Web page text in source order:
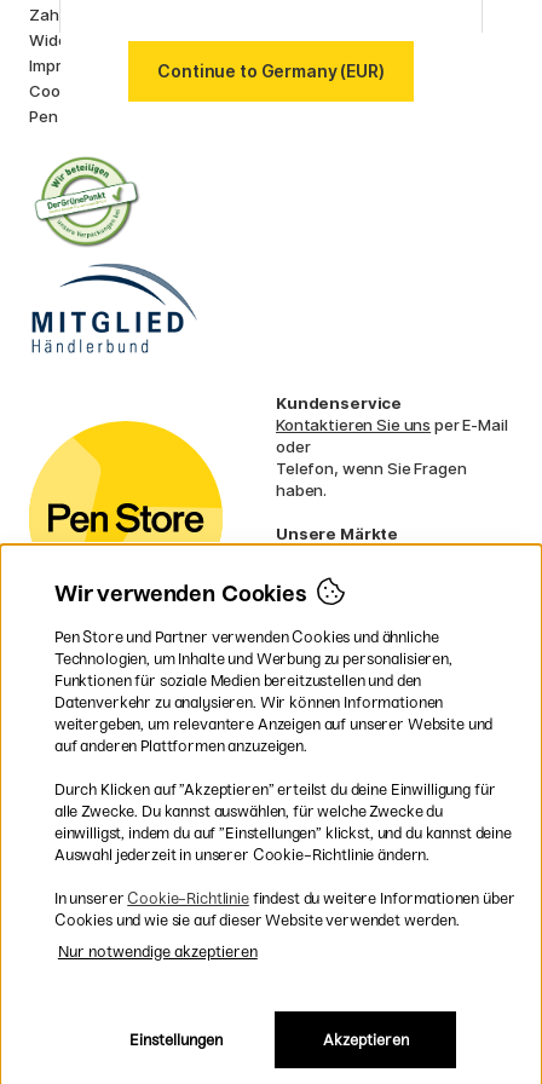
Zahlung und Versand
Widerrufsrecht
Impressum
Cookie-Richtlinien
Pen Store Stockholm
Posca
Winsor & Newton
Kundenservice
Kontaktieren Sie uns per E-Mail
oder
Telefon, wenn Sie Fragen
haben.
Unsere Märkte
Norwegen
Dänemark
Frankreich
Irland
Niederlande
UK
EU
gelten für sperrige Produkte.
Sichere Bezahlung mit Visa, Mastercard und Paypal
Continue to Germany (EUR)
Wir verwenden Cookies
Pen Store und Partner verwenden Cookies und ähnliche
Technologien, um Inhalte und Werbung zu personalisieren,
Funktionen für soziale Medien bereitzustellen und den
Datenverkehr zu analysieren. Wir können Informationen
weitergeben, um relevantere Anzeigen auf unserer Website und
auf anderen Plattformen anzuzeigen.
Durch Klicken auf ”Akzeptieren” erteilst du deine Einwilligung für
alle Zwecke. Du kannst auswählen, für welche Zwecke du
einwilligst, indem du auf ”Einstellungen” klickst, und du kannst deine
Auswahl jederzeit in unserer Cookie-Richtlinie ändern.
In unsererCookie-Richtliniefindest du weitere Informationen über
Cookies und wie sie auf dieser Website verwendet werden.
Nur notwendige akzeptieren
Einstellungen Akzeptieren